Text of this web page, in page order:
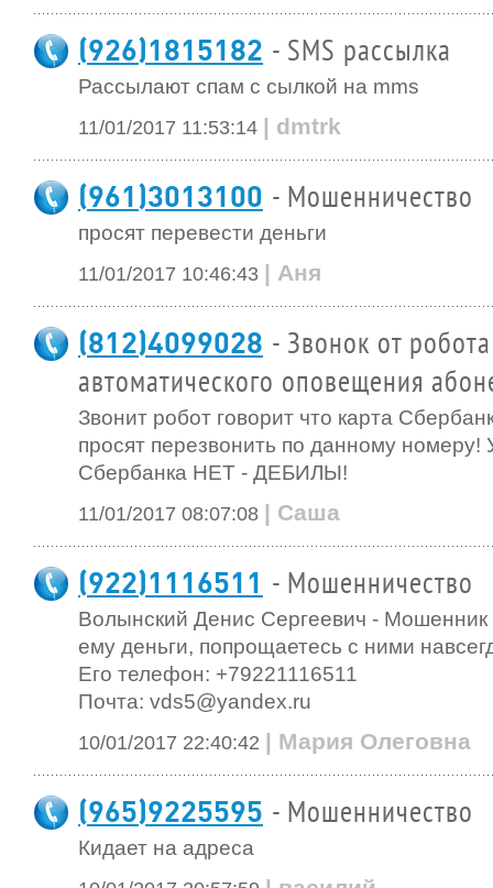
(926)1815182 - SMS рассылка
Рассылают спам с сылкой на mms
11/01/2017 11:53:14 | dmtrk
(961)3013100 - Мошенничество
просят перевести деньги
11/01/2017 10:46:43 | Аня
(812)4099028 - Звонок от
автоматического оповещения
Звонит робот говорит что карта
просят перезвонить по данному
Сбербанка НЕТ - ДЕБИЛЫ!
11/01/2017 08:07:08 | Саша
(922)1116511 - Мошенничество
Волынский Денис Сергеевич -
ему деньги, попрощаетесь с ними
Его телефон: +79221116511
Почта: vds5@yandex.ru
10/01/2017 22:40:42 | Мария Олеговна
(965)9225595 - Мошенничество
Кидает на адреса